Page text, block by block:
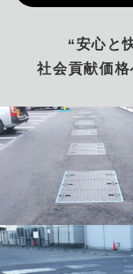
“安心と
社会貢献価格